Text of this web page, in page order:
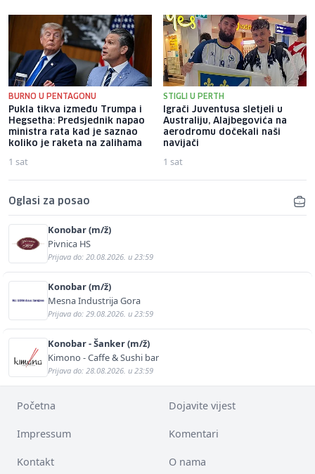
BURNO U PENTAGONU
Pukla tikva između Trumpa i
Hegsetha: Predsjednik napao
ministra rata kad je saznao
koliko je raketa na zalihama
1 sat
STIGLI U PERTH
Igrači Juventusa sletjeli u
Australiju, Alajbegovića na
aerodromu dočekali naši
navijači
1 sat
Oglasi za posao
Konobar (m/ž)
Pivnica HS
Prijava do: 20.08.2026. u 23:59
Konobar (m/ž)
Mesna Industrija Gora
Prijava do: 29.08.2026. u 23:59
Konobar - Šanker (m/ž)
Kimono - Caffe & Sushi bar
Prijava do: 28.08.2026. u 23:59
Početna Dojavite vijest
Impressum Komentari
Kontakt O nama